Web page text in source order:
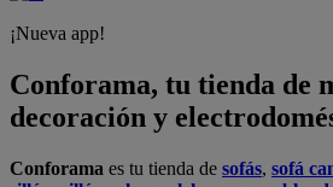
¡Nueva app!
Conforama, tu tienda de
decoración y
Conforama es tu tienda de sofás, sofá